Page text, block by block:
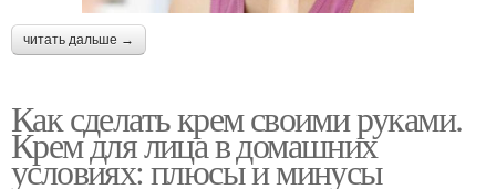
читать дальше →
Как сделать крем своими руками.
Крем для лица в домашних
условиях: плюсы и минусы